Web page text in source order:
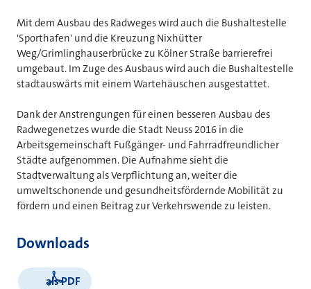
Mit dem Ausbau des Radweges wird auch die Bushaltestelle
'Sporthafen' und die Kreuzung Nixhütter
Weg/Grimlinghauserbrücke zu Kölner Straße barrierefrei
umgebaut. Im Zuge des Ausbaus wird auch die Bushaltestelle
stadtauswärts mit einem Wartehäuschen ausgestattet.
Dank der Anstrengungen für einen besseren Ausbau des
Radwegenetzes wurde die Stadt Neuss 2016 in die
Arbeitsgemeinschaft Fußgänger- und Fahrradfreundlicher
Städte aufgenommen. Die Aufnahme sieht die
Stadtverwaltung als Verpflichtung an, weiter die
umweltschonende und gesundheitsfördernde Mobilität zu
fördern und einen Beitrag zur Verkehrswende zu leisten.
Downloads
als PDF